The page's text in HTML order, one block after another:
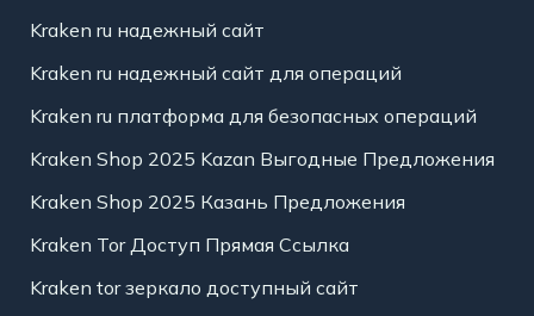
Kraken ru надежный сайт
Kraken ru надежный сайт для операций
Kraken ru платформа для безопасных операций
Kraken Shop 2025 Kazan Выгодные Предложения
Kraken Shop 2025 Казань Предложения
Kraken Tor Доступ Прямая Ссылка
Kraken tor зеркало доступный сайт